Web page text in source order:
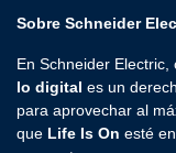
Sobre Schneider
En Schneider Electric,
lo digital es un
para aprovechar al
que Life Is On esté